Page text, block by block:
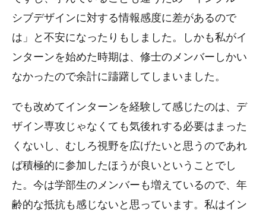
シブデザインに対する情報感度に差があるので
は」と不安になったりもしました。しかも私がイ
ンターンを始めた時期は、修士のメンバーしかい
なかったので余計に躊躇してしまいました。
でも改めてインターンを経験して感じたのは、デ
ザイン専攻じゃなくても気後れする必要はまった
くないし、むしろ視野を広げたいと思うのであれ
ば積極的に参加したほうが良いということでし
た。今は学部生のメンバーも増えているので、年
齢的な抵抗も感じないと思っています。私はイン